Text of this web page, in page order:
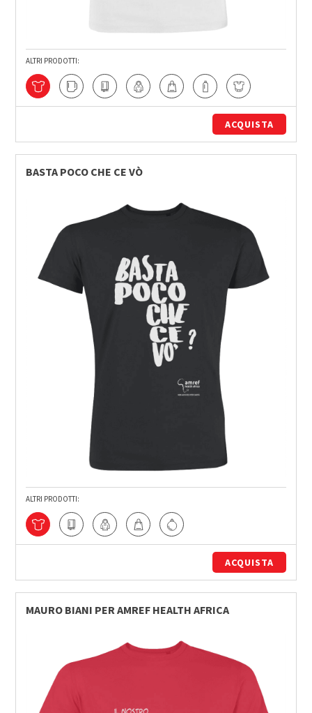
ALTRI PRODOTTI:
ACQUISTA
BASTA POCO CHE CE VÒ
ALTRI PRODOTTI:
ACQUISTA
MAURO BIANI PER AMREF HEALTH AFRICA